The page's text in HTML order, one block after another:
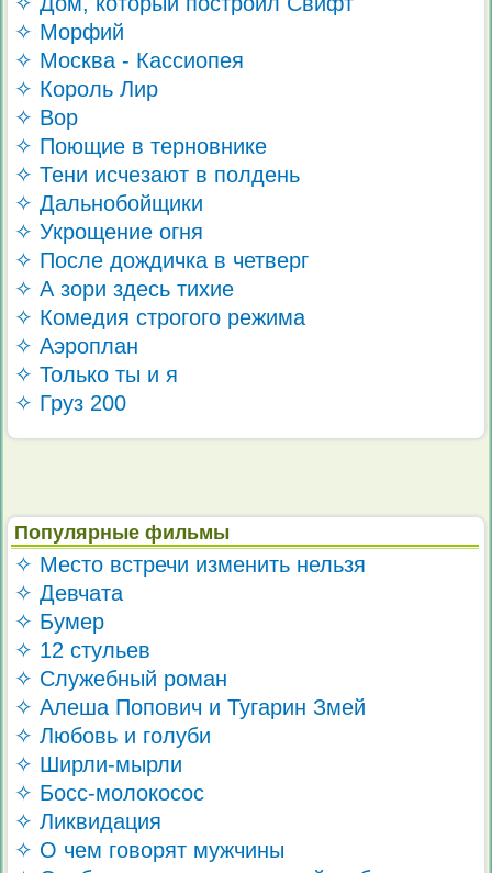
✧ Морфий
✧ Москва - Кассиопея
✧ Король Лир
✧ Вор
✧ Поющие в терновнике
✧ Тени исчезают в полдень
✧ Дальнобойщики
✧ Укрощение огня
✧ После дождичка в четверг
✧ А зори здесь тихие
✧ Комедия строгого режима
✧ Аэроплан
✧ Только ты и я
✧ Груз 200
Популярные фильмы
✧ Место встречи изменить нельзя
✧ Девчата
✧ Бумер
✧ 12 стульев
✧ Служебный роман
✧ Алеша Попович и Тугарин Змей
✧ Любовь и голуби
✧ Ширли-мырли
✧ Босс-молокосос
✧ Ликвидация
✧ О чем говорят мужчины